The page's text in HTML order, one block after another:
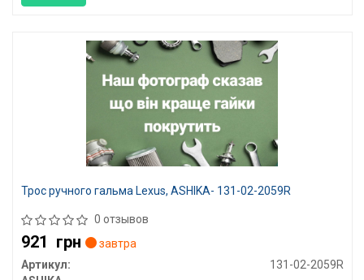
Трос ручного гальма Lexus, ASHIKA- 131-02-2059R
0 отзывов
921 грн
завтра
Артикул:
131-02-2059R